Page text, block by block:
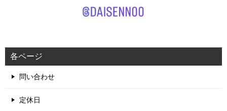
各ページ
問い合わせ
定休日